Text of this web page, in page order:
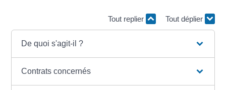
Tout replier Tout déplier
De quoi s'agit-il ?
Contrats concernés